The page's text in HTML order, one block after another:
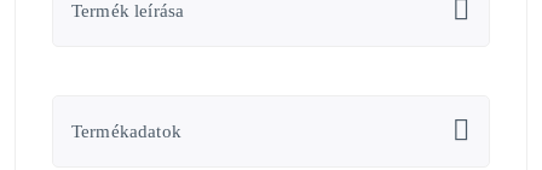
Termék leírása
Termékadatok